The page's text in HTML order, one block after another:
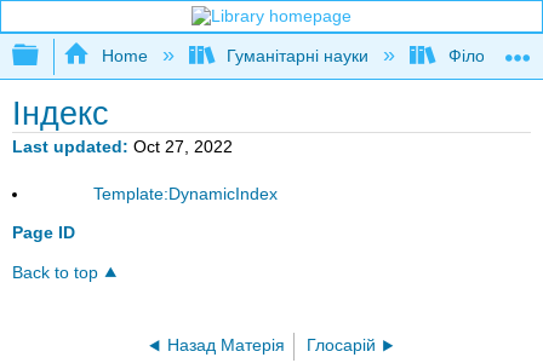
Expand/collapse global hierarchy
Home Гуманітарні науки Філософія
Індекс
Last updated Oct 27, 2022
Page ID
Template:DynamicIndex
Back to top
Назад Матерія Глосарій